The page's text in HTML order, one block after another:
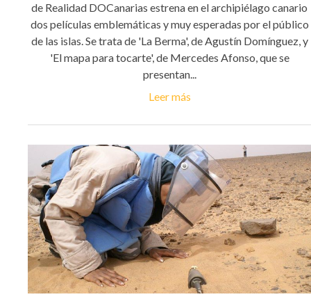
de Realidad DOCanarias estrena en el archipiélago canario
dos películas emblemáticas y muy esperadas por el público
de las islas. Se trata de 'La Berma', de Agustín Domínguez, y
'El mapa para tocarte', de Mercedes Afonso, que se
presentan...
Leer más